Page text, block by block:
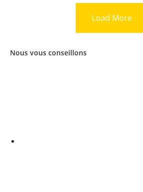
Load More
Nous vous conseillons